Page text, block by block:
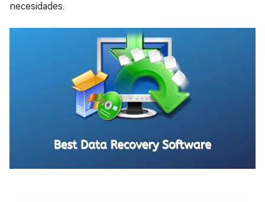
necesidades.